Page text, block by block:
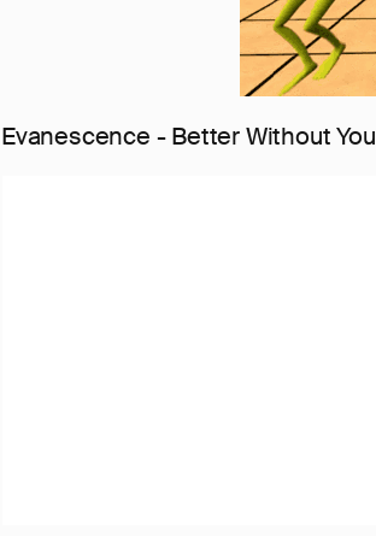
Evanescence - Better Without You